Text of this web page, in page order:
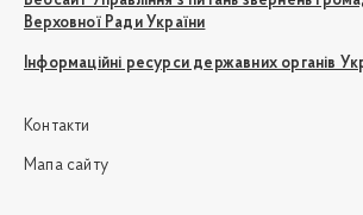
Верховної Ради України
Інформаційні ресурси державних органів
Контакти
Мапа сайту